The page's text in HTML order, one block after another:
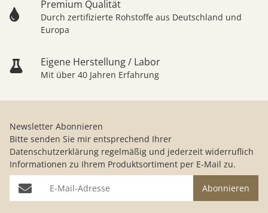
Premium Qualität
Durch zertifizierte Rohstoffe aus Deutschland und
Europa
Eigene Herstellung / Labor
Mit über 40 Jahren Erfahrung
Newsletter Abonnieren
Bitte senden Sie mir entsprechend Ihrer
Datenschutzerklärung regelmäßig und jederzeit widerruflich
Informationen zu Ihrem Produktsortiment per E-Mail zu.
E-Mail-Adresse Abonnieren